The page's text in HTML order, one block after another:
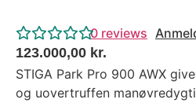
0 reviews
123.000,00 kr.
STIGA Park Pro 900 AWX
og uovertruffen